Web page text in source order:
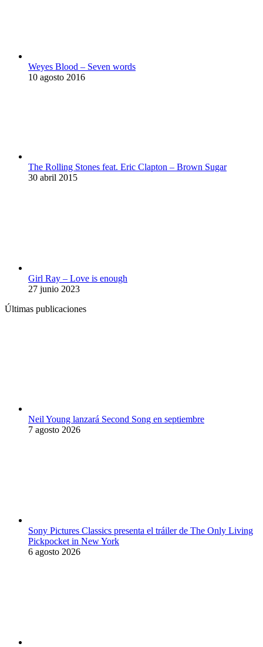
Weyes Blood – Seven words
10 agosto 2016
The Rolling Stones feat. Eric Clapton – Brown Sugar
30 abril 2015
Girl Ray – Love is enough
27 junio 2023
Últimas publicaciones
Neil Young lanzará Second Song en septiembre
7 agosto 2026
Sony Pictures Classics presenta el tráiler de The Only Living
Pickpocket in New York
6 agosto 2026